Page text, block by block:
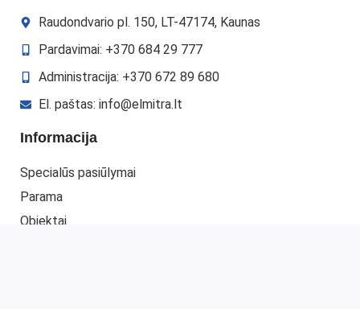
Raudondvario pl. 150, LT-47174, Kaunas
Pardavimai: +370 684 29 777
Administracija: +370 672 89 680
El. paštas: info@elmitra.lt
Informacija
Specialūs pasiūlymai
Parama
Objektai